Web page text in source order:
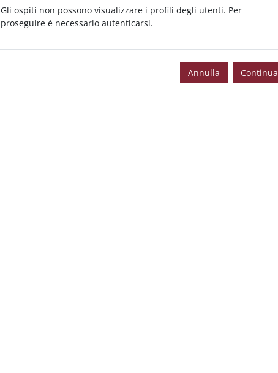
Gli ospiti non possono visualizzare i profili degli utenti. Per
proseguire è necessario autenticarsi.
Annulla Continua